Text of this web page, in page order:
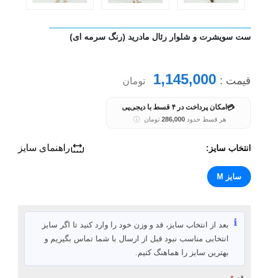
ست سویشرت و شلوار رئال مادرید (رنگ سرمه ای)
قیمت : 1,145,000 تومان
💳 امکان پرداخت در ۴ قسط با دیجی‌پی
هر قسط حدود286,000 تومان ⓘ
انتخاب سایز: راهنمای سایز
سایز M
ℹ️ بعد از انتخاب سایز، قد و وزن خود را وارد کنید تا اگر سایز
انتخابی مناسب نبود قبل از ارسال با شما تماس بگیریم و
بهترین سایز را هماهنگ کنیم.